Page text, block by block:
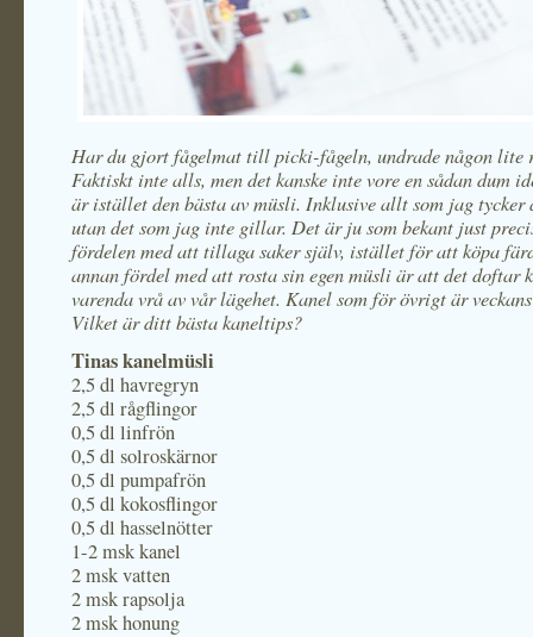
Har du gjort fågelmat till picki-fågeln, undrade någon lite
Faktiskt inte alls, men det kanske inte vore en sådan dum
är istället den bästa av müsli. Inklusive allt som jag tycker
utan det som jag inte gillar. Det är ju som bekant just
fördelen med att tillaga saker själv, istället för att köpa
annan fördel med att rosta sin egen müsli är att det doftar
varenda vrå av vår lägehet. Kanel som för övrigt är
Vilket är ditt bästa kaneltips?
Tinas kanelmüsli
2,5 dl havregryn
2,5 dl rågflingor
0,5 dl linfrön
0,5 dl solroskärnor
0,5 dl pumpafrön
0,5 dl kokosflingor
0,5 dl hasselnötter
1-2 msk kanel
2 msk vatten
2 msk rapsolja
2 msk honung